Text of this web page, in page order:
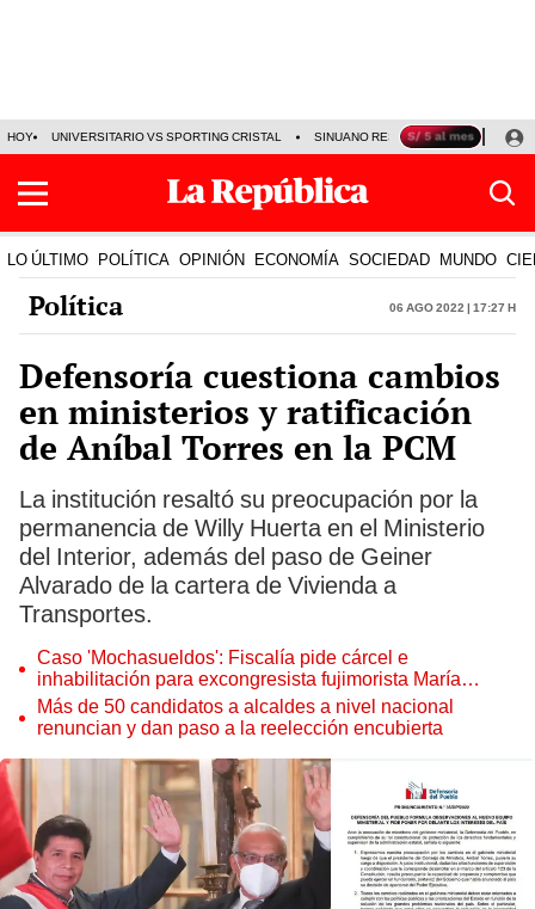
HOY UNIVERSITARIO VS SPORTING CRISTAL SINUANO RESULTADOS HOY
LO ÚLTIMO POLÍTICA OPINIÓN ECONOMÍA SOCIEDAD MUNDO
Política 06 Ago 2022 | 17:27 h
Defensoría cuestiona cambios
en ministerios y ratificación
de Aníbal Torres en la PCM
La institución resaltó su preocupación por la
permanencia de Willy Huerta en el Ministerio
del Interior, además del paso de Geiner
Alvarado de la cartera de Vivienda a
Transportes.
Caso 'Mochasueldos': Fiscalía pide cárcel e
inhabilitación para excongresista fujimorista María
Cordero Jon Tay
Más de 50 candidatos a alcaldes a nivel nacional
renuncian y dan paso a la reelección encubierta